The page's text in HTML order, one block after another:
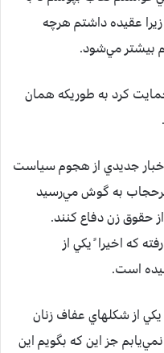
عقيده داشتم هرچه
بيشتر مي‌شود.
کرد به طوريکه همان
جديدي از هجوم سياست
برحجاب به گوش مي‌رسيد
حقوق زن دفاع کنند.
که اخيرا ً يکي از
است.
از شکلهاي عفاف زنان
جز اين که بگويم اين